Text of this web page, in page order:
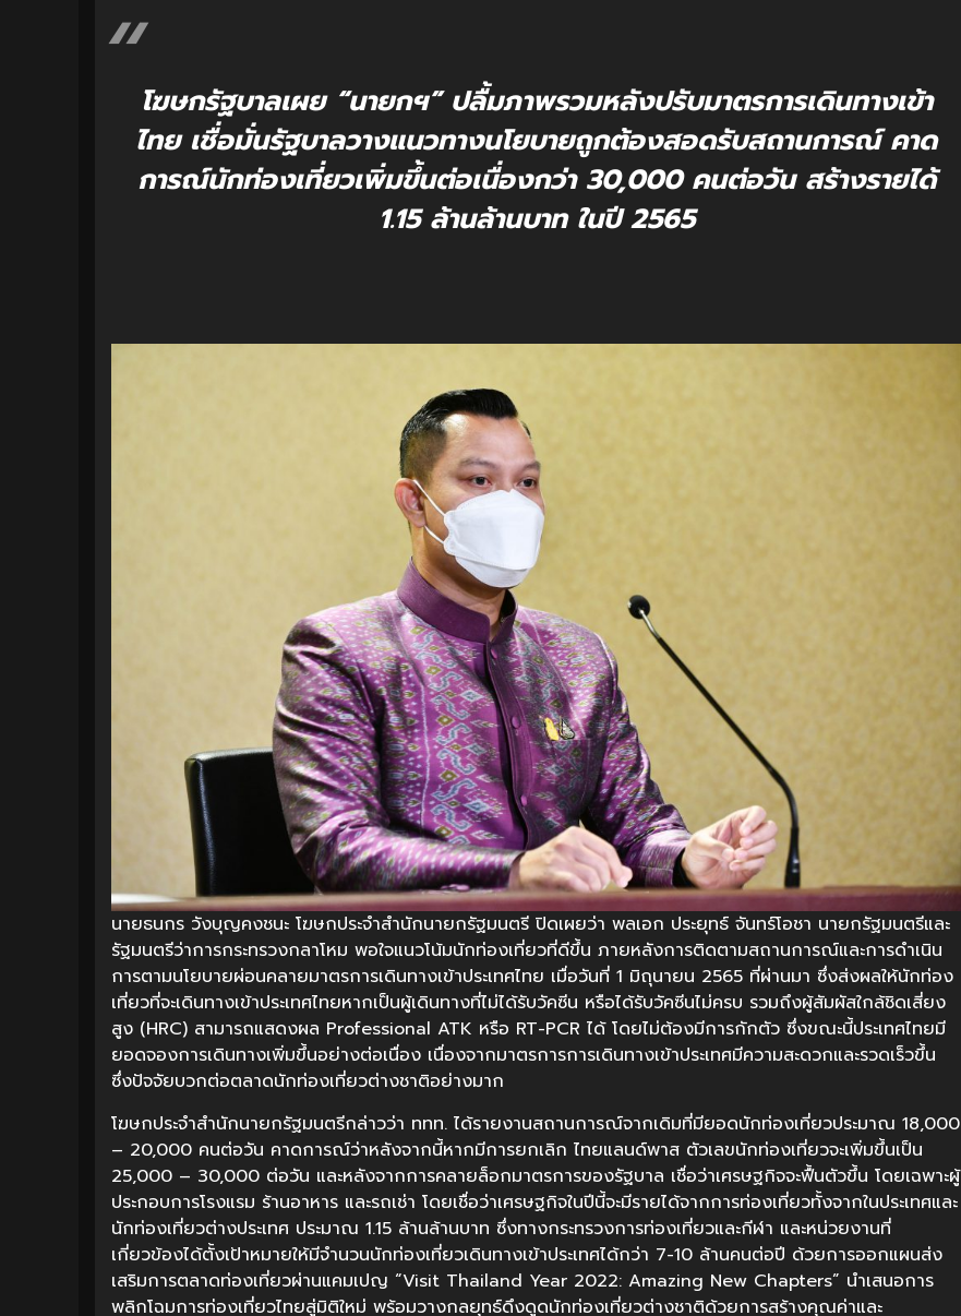
โฆษกรัฐบาลเผย “นายกฯ” ปลื้มภาพรวมหลังปรับมาตรการเดินทางเข้า
ไทย เชื่อมั่นรัฐบาลวางแนวทางนโยบายถูกต้องสอดรับสถานการณ์ คาด
การณ์นักท่องเที่ยวเพิ่มขึ้นต่อเนื่องกว่า 30,000 คนต่อวัน สร้างรายได้
1.15 ล้านล้านบาท ในปี 2565
นายธนกร วังบุญคงชนะ โฆษกประจำสำนักนายกรัฐมนตรี ปิดเผยว่า พลเอก ประยุทธ์ จันทร์โอชา นายกรัฐมนตรีและ
รัฐมนตรีว่าการกระทรวงกลาโหม พอใจแนวโน้มนักท่องเที่ยวที่ดีขึ้น ภายหลังการติดตามสถานการณ์และการดำเนิน
การตามนโยบายผ่อนคลายมาตรการเดินทางเข้าประเทศไทย เมื่อวันที่ 1 มิถุนายน 2565 ที่ผ่านมา ซึ่งส่งผลให้นักท่อง
เที่ยวที่จะเดินทางเข้าประเทศไทยหากเป็นผู้เดินทางที่ไม่ได้รับวัคซีน หรือได้รับวัคซีนไม่ครบ รวมถึงผู้สัมผัสใกล้ชิดเสี่ยง
สูง (HRC) สามารถแสดงผล Professional ATK หรือ RT-PCR ได้ โดยไม่ต้องมีการกักตัว ซึ่งขณะนี้ประเทศไทยมี
ยอดจองการเดินทางเพิ่มขึ้นอย่างต่อเนื่อง เนื่องจากมาตรการการเดินทางเข้าประเทศมีความสะดวกและรวดเร็วขึ้น
ซึ่งปัจจัยบวกต่อตลาดนักท่องเที่ยวต่างชาติอย่างมาก
โฆษกประจำสำนักนายกรัฐมนตรีกล่าวว่า ททท. ได้รายงานสถานการณ์จากเดิมที่มียอดนักท่องเที่ยวประมาณ 18,000
– 20,000 คนต่อวัน คาดการณ์ว่าหลังจากนี้หากมีการยกเลิก ไทยแลนด์พาส ตัวเลขนักท่องเที่ยวจะเพิ่มขึ้นเป็น
25,000 – 30,000 ต่อวัน และหลังจากการคลายล็อกมาตรการของรัฐบาล เชื่อว่าเศรษฐกิจจะฟื้นตัวขึ้น โดยเฉพาะผู้
ประกอบการโรงแรม ร้านอาหาร และรถเช่า โดยเชื่อว่าเศรษฐกิจในปีนี้จะมีรายได้จากการท่องเที่ยวทั้งจากในประเทศและ
นักท่องเที่ยวต่างประเทศ ประมาณ 1.15 ล้านล้านบาท ซึ่งทางกระทรวงการท่องเที่ยวและกีฬา และหน่วยงานที่
เกี่ยวข้องได้ตั้งเป้าหมายให้มีจำนวนนักท่องเที่ยวเดินทางเข้าประเทศได้กว่า 7-10 ล้านคนต่อปี ด้วยการออกแผนส่ง
เสริมการตลาดท่องเที่ยวผ่านแคมเปญ “Visit Thailand Year 2022: Amazing New Chapters” นำเสนอการ
พลิกโฉมการท่องเที่ยวไทยสู่มิติใหม่ พร้อมวางกลยุทธ์ดึงดูดนักท่องเที่ยวต่างชาติด้วยการสร้างคุณค่าและ